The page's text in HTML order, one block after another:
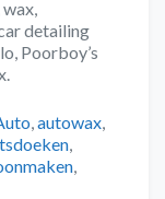
detailing
Poorboy’s
autowax